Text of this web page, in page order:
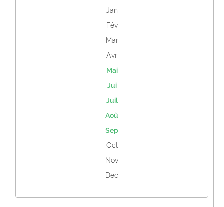
Jan
Fév
Mar
Avr
Mai
Jui
Juil
Aoû
Sep
Oct
Nov
Dec